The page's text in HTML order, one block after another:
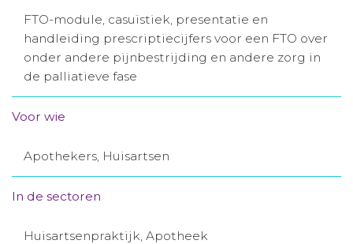
Winkelwagentje
Aanmelden nieuwsbrief
Toegang leeromgeving
FTO-module, casuïstiek, presentatie en
handleiding prescriptiecijfers voor een FTO over
onder andere pijnbestrijding en andere zorg in
de palliatieve fase
Voor wie
Apothekers, Huisartsen
In de sectoren
Huisartsenpraktijk, Apotheek